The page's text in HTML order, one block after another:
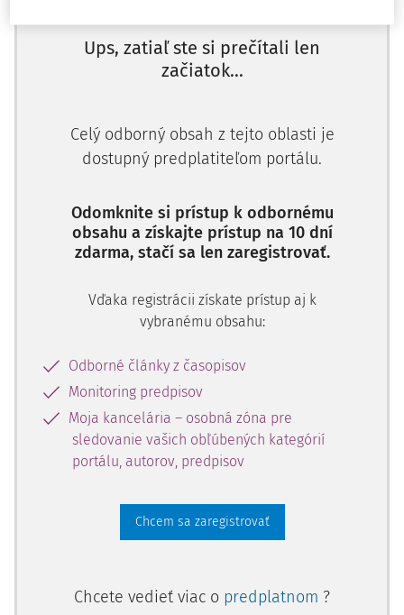
zaplatenie pohľadávky pochádzajúcej z poskytnutých
právnych služieb zamietol.
právne služby, ktorú nadobudol na základe písomnej
zmluvy o postúpení pohľadávky z 12. januára 2018 od
apríla 2011 uzatvoril zmluvu o poskytovaní právnych
služieb, pričom odmena advokáta bola dohodnutá ako
mesačná paušálna odmena. Dňa 19. marca 2013 bol medzi
č. 1 k zmluve, v zmysle ktorého sa klientom podľa zmluvy
stal namiesto žalovaného 2) žalovaný 1) (ďalej v texte už
právny úkon postúpenia predmetnej pohľadávky odporuje
zákonu, preto je v zmysle§ 39 Občianskeho zákonníka
(ďalej aj "OZ") neplatný a žalobca nie je v danom konaní
aktívne vecne legitimovaný. Súd prvej inštancie uviedol, že
na euroadvokáta sa v zmysle zákona č.
Ups, zatiaľ ste si prečítali len
začiatok...
Celý odborný obsah z tejto oblasti je
dostupný predplatiteľom portálu.
Odomknite si prístup k odbornému
obsahu a získajte prístup na 10 dní
zdarma, stačí sa len zaregistrovať.
Vďaka registrácii získate prístup aj k
vybranému obsahu:
Odborné články z časopisov
Monitoring predpisov
Moja kancelária – osobná zóna pre
sledovanie vašich obľúbených kategórií
portálu, autorov, predpisov
Chcem sa zaregistrovať
Chcete vedieť viac o predplatnom ?